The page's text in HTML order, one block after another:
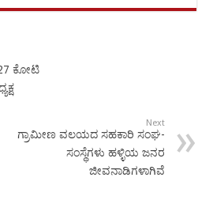
ಕೋಟಿ
Next
ಗ್ರಾಮೀಣ ವಲಯದ ಸಹಕಾರಿ ಸಂಘ-
ಸಂಸ್ಥೆಗಳು ಹಳ್ಳಿಯ ಜನರ
ಜೀವನಾಡಿಗಳಾಗಿವೆ